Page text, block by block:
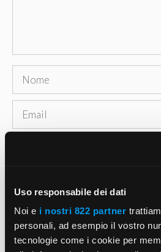
Uso responsabile dei dati
Noi e i nostri 822 partner
personali, ad esempio il vostro
tecnologie come i cookie per
Nome
Email
browser per la prossima volta